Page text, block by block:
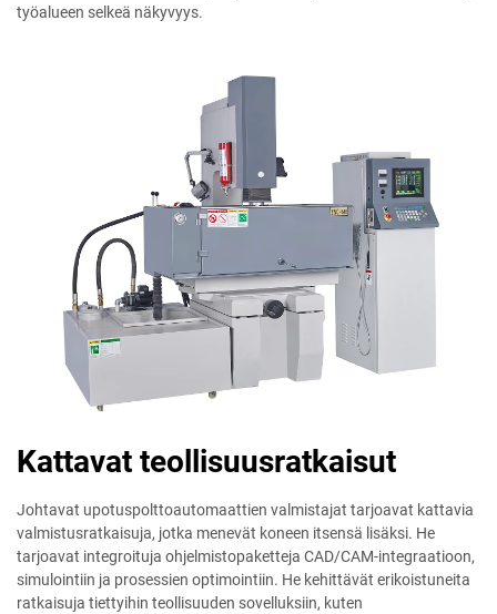
työalueen selkeä näkyvyys.
Kattavat teollisuusratkaisut
Johtavat upotuspolttoautomaattien valmistajat tarjoavat kattavia
valmistusratkaisuja, jotka menevät koneen itsensä lisäksi. He
tarjoavat integroituja ohjelmistopaketteja CAD/CAM-integraatioon,
simulointiin ja prosessien optimointiin. He kehittävät erikoistuneita
ratkaisuja tiettyihin teollisuuden sovelluksiin, kuten